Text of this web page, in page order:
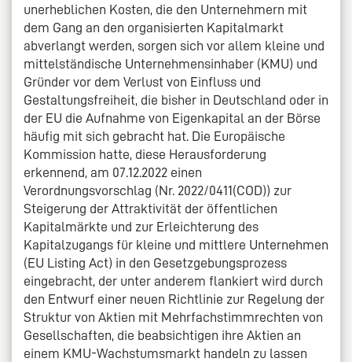
unerheblichen Kosten, die den Unternehmern mit
dem Gang an den organisierten Kapitalmarkt
abverlangt werden, sorgen sich vor allem kleine und
mittelständische Unternehmensinhaber (KMU) und
Gründer vor dem Verlust von Einfluss und
Gestaltungsfreiheit, die bisher in Deutschland oder in
der EU die Aufnahme von Eigenkapital an der Börse
häufig mit sich gebracht hat. Die Europäische
Kommission hatte, diese Herausforderung
erkennend, am 07.12.2022 einen
Verordnungsvorschlag (Nr. 2022/0411(COD)) zur
Steigerung der Attraktivität der öffentlichen
Kapitalmärkte und zur Erleichterung des
Kapitalzugangs für kleine und mittlere Unternehmen
(EU Listing Act) in den Gesetzgebungsprozess
eingebracht, der unter anderem flankiert wird durch
den Entwurf einer neuen Richtlinie zur Regelung der
Struktur von Aktien mit Mehrfachstimmrechten von
Gesellschaften, die beabsichtigen ihre Aktien an
einem KMU-Wachstumsmarkt handeln zu lassen